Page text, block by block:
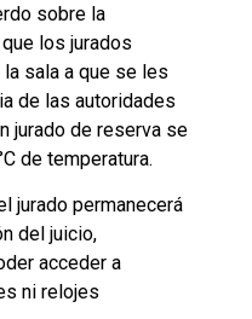
sobre la
los jurados
sala a que se les
de las autoridades
jurado de reserva se
de temperatura.
jurado permanecerá
del juicio,
acceder a
ni relojes